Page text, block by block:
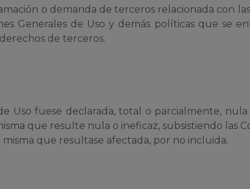
o demanda de terceros relacionada con
Generales de Uso y demás políticas que se
de terceros.
Uso fuese declarada, total o parcialmente,
que resulte nula o ineficaz, subsistiendo las
que resultase afectada, por no incluida.